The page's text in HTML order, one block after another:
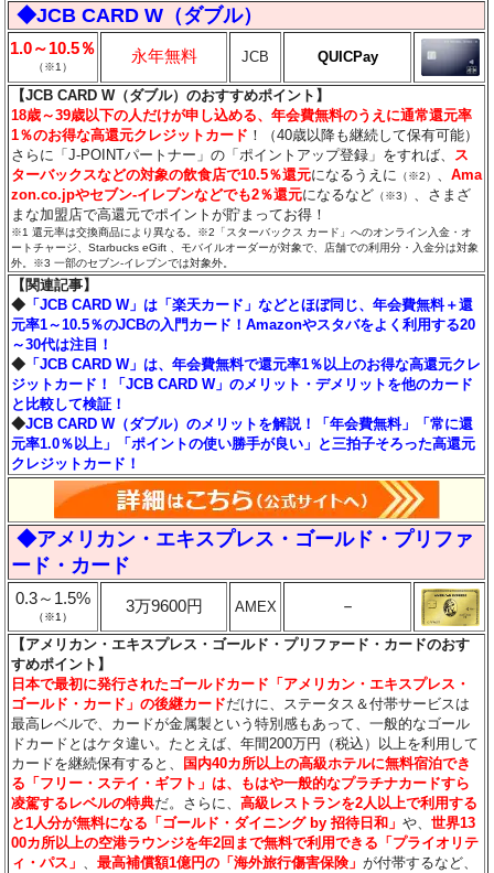
◆JCB CARD W（ダブル）
1.0～10.5％
（※1）
永年無料 JCB QUICPay
【JCB CARD W（ダブル）のおすすめポイント】
18歳～39歳以下の人だけが申し込める、年会費無料のうえに通常還元率
1％のお得な高還元クレジットカード ！（40歳以降も継続して保有可能）
さらに「J-POINTパートナー」の「ポイントアップ登録」をすれば、 ス
ターバックスなどの対象の飲食店で10.5％還元になるうえに （※2） 、Ama
zon.co.jpやセブン‐イレブンなどでも2％還元になるなど （※3） 、さまざ
まな加盟店で高還元でポイントが貯まってお得！
※1 還元率は交換商品により異なる。※2「スターバックス カード」へのオンライン入金・オ
ートチャージ、Starbucks eGift 、モバイルオーダーが対象で、店舗での利用分・入金分は対象
外。※3 一部のセブン‐イレブンでは対象外。
【関連記事】
◆ 「JCB CARD W」は「楽天カード」などとほぼ同じ、年会費無料＋還
元率1～10.5％のJCBの入門カード！Amazonやスタバをよく利用する20
～30代は注目！
◆ 「JCB CARD W」は、年会費無料で還元率1％以上のお得な高還元クレ
ジットカード！「JCB CARD W」のメリット・デメリットを他のカード
と比較して検証！
◆JCB CARD W（ダブル）のメリットを解説！「年会費無料」「常に還
元率1.0％以上」「ポイントの使い勝手が良い」と三拍子そろった高還元
クレジットカード！
◆アメリカン・エキスプレス・ゴールド・プリファ
ード・カード
0.3～1.5%
（※1）
3万9600円 AMEX －
【アメリカン・エキスプレス・ゴールド・プリファード・カードのおす
すめポイント】
日本で最初に発行されたゴールドカード「アメリカン・エキスプレス・
ゴールド・カード」の後継カードだけに、ステータス＆付帯サービスは
最高レベルで、カードが金属製という特別感もあって、一般的なゴール
ドカードとはケタ違い。たとえば、年間200万円（税込）以上を利用して
カードを継続保有すると、
国内40カ所以上の高級ホテルに無料宿泊でき
る「フリー・ステイ・ギフト」は、もはや一般的なプラチナカードすら
凌駕するレベルの特典だ。さらに、高級レストランを2人以上で利用する
と1人分が無料になる「ゴールド・ダイニング by 招待日和」や、世界13
00カ所以上の空港ラウンジを年2回まで無料で利用できる「プライオリテ
ィ・パス」 、最高補償額1億円の「海外旅行傷害保険」が付帯するなど、